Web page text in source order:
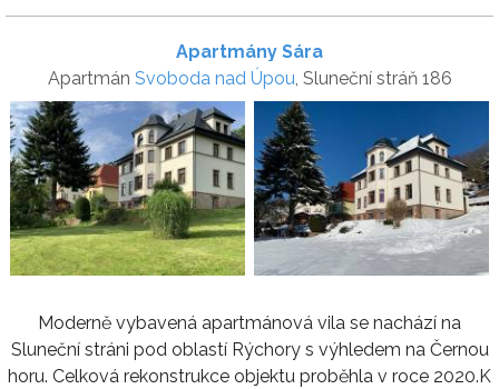
Apartmány Sára
Apartmán Svoboda nad Úpou, Sluneční stráň 186
Moderně vybavená apartmánová vila se nachází na
Sluneční stráni pod oblastí Rýchory s výhledem na Černou
horu. Celková rekonstrukce objektu proběhla v roce 2020.K